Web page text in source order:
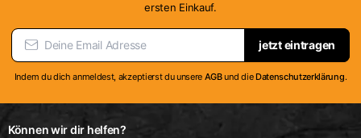
ersten Einkauf.
jetzt eintragen
Indem du dich anmeldest, akzeptierst du unsere AGBund dieDatenschutzerklärung.
Können wir dir helfen?